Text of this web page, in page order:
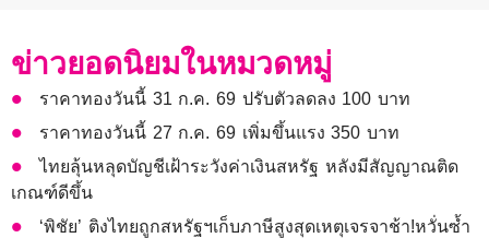
ข่าวยอดนิยมในหมวดหมู่
ราคาทองวันนี้ 31 ก.ค. 69 ปรับตัวลดลง 100 บาท
ราคาทองวันนี้ 27 ก.ค. 69 เพิ่มขึ้นแรง 350 บาท
ไทยลุ้นหลุดบัญชีเฝ้าระวังค่าเงินสหรัฐ หลังมีสัญญาณติด
เกณฑ์ดีขึ้น
‘พิชัย’ ติงไทยถูกสหรัฐฯเก็บภาษีสูงสุดเหตุเจรจาช้า!หวั่นซ้ำ